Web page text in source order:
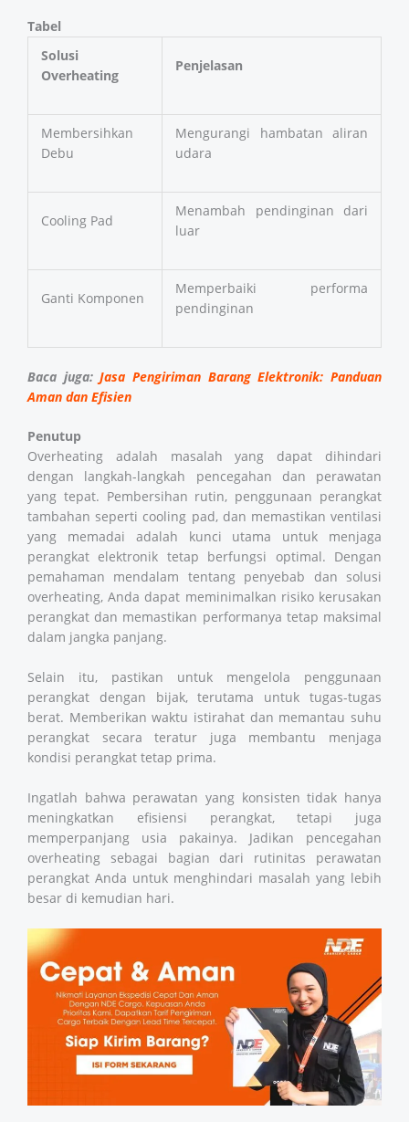
Tabel
Solusi
Overheating
Penjelasan
Membersihkan
Debu
Mengurangi hambatan aliran
udara
Cooling Pad
Menambah pendinginan dari
luar
Ganti Komponen
Memperbaiki performa
pendinginan
Baca juga:Jasa Pengiriman Barang Elektronik: Panduan
Aman dan Efisien
Penutup
Overheating adalah masalah yang dapat dihindari
dengan langkah-langkah pencegahan dan perawatan
yang tepat. Pembersihan rutin, penggunaan perangkat
tambahan seperti cooling pad, dan memastikan ventilasi
yang memadai adalah kunci utama untuk menjaga
perangkat elektronik tetap berfungsi optimal. Dengan
pemahaman mendalam tentang penyebab dan solusi
overheating, Anda dapat meminimalkan risiko kerusakan
perangkat dan memastikan performanya tetap maksimal
dalam jangka panjang.
Selain itu, pastikan untuk mengelola penggunaan
perangkat dengan bijak, terutama untuk tugas-tugas
berat. Memberikan waktu istirahat dan memantau suhu
perangkat secara teratur juga membantu menjaga
kondisi perangkat tetap prima.
Ingatlah bahwa perawatan yang konsisten tidak hanya
meningkatkan efisiensi perangkat, tetapi juga
memperpanjang usia pakainya. Jadikan pencegahan
overheating sebagai bagian dari rutinitas perawatan
perangkat Anda untuk menghindari masalah yang lebih
besar di kemudian hari.